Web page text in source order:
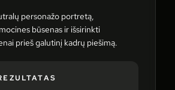
personažo portretą,
būsenas ir išsirinkti
prieš galutinį kadrų piešimą.